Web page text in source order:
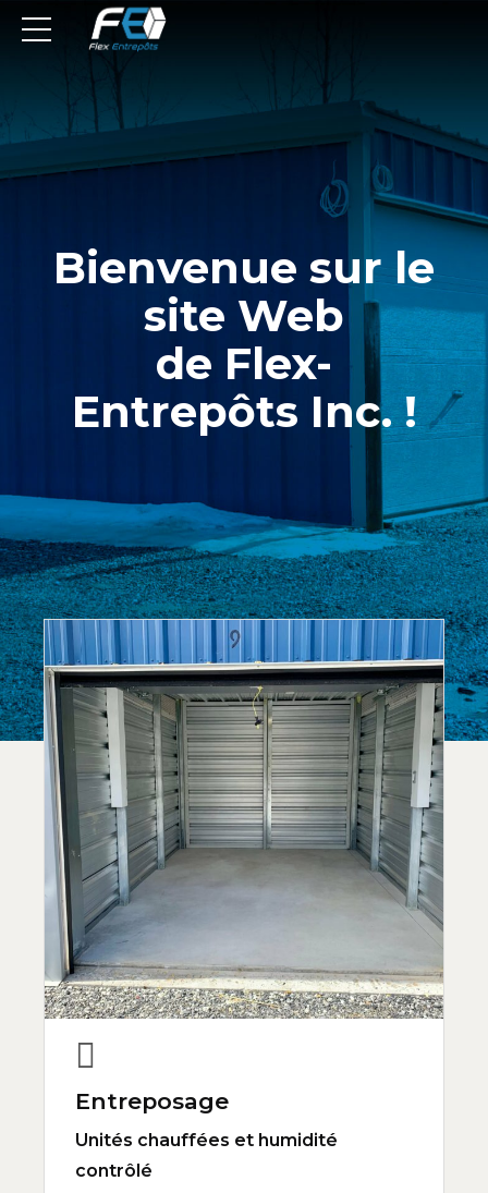
Bienvenue sur le
site Web
de Flex-
Entrepôts Inc. !
Entreposage
Unités chauffées et humidité
contrôlé